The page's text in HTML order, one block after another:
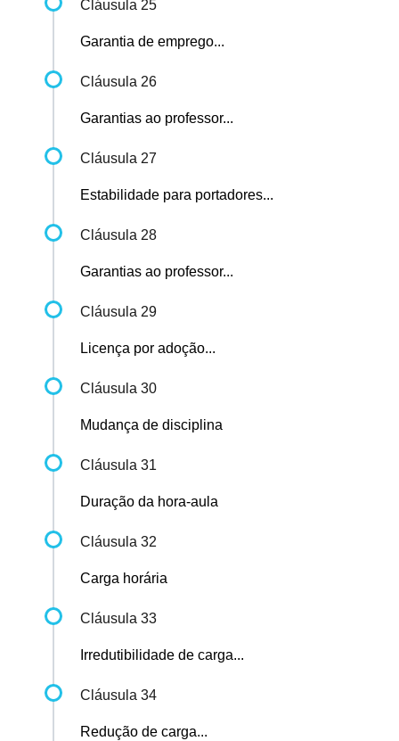
Cláusula 25
Garantia de emprego...
Cláusula 26
Garantias ao professor...
Cláusula 27
Estabilidade para portadores...
Cláusula 28
Garantias ao professor...
Cláusula 29
Licença por adoção...
Cláusula 30
Mudança de disciplina
Cláusula 31
Duração da hora-aula
Cláusula 32
Carga horária
Cláusula 33
Irredutibilidade de carga...
Cláusula 34
Redução de carga...